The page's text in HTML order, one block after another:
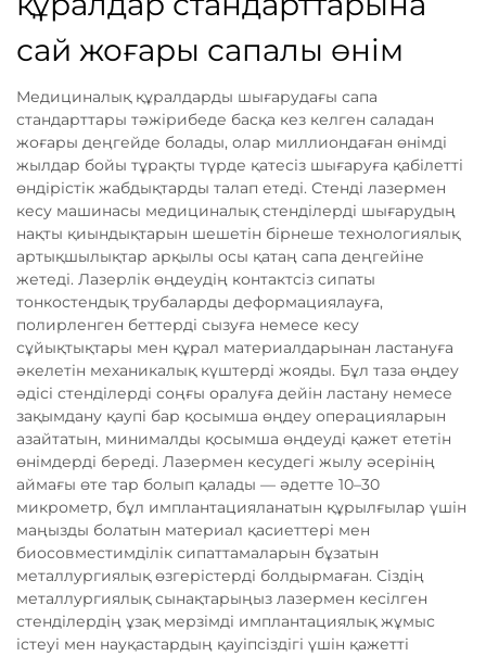
сай жоғары сапалы өнім
Медициналық құралдарды шығарудағы сапа
стандарттары тәжірибеде басқа кез келген саладан
жоғары деңгейде болады, олар миллиондаған өнімді
жылдар бойы тұрақты түрде қатесіз шығаруға қабілетті
өндірістік жабдықтарды талап етеді. Стенді лазермен
кесу машинасы медициналық стенділерді шығарудың
нақты қиындықтарын шешетін бірнеше технологиялық
артықшылықтар арқылы осы қатаң сапа деңгейіне
жетеді. Лазерлік өңдеудің контактсіз сипаты
тонкостендық трубаларды деформациялауға,
полирленген беттерді сызуға немесе кесу
сұйықтықтары мен құрал материалдарынан ластануға
әкелетін механикалық күштерді жояды. Бұл таза өңдеу
әдісі стенділерді соңғы оралуға дейін ластану немесе
зақымдану қаупі бар қосымша өңдеу операцияларын
азайтатын, минималды қосымша өңдеуді қажет ететін
өнімдерді береді. Лазермен кесудегі жылу әсерінің
аймағы өте тар болып қалады — әдетте 10–30
микрометр, бұл имплантацияланатын құрылғылар үшін
маңызды болатын материал қасиеттері мен
биосовместимділік сипаттамаларын бұзатын
металлургиялық өзгерістерді болдырмаған. Сіздің
металлургиялық сынақтарыңыз лазермен кесілген
стенділердің ұзақ мерзімді имплантациялық жұмыс
істеуі мен науқастардың қауіпсіздігі үшін қажетті